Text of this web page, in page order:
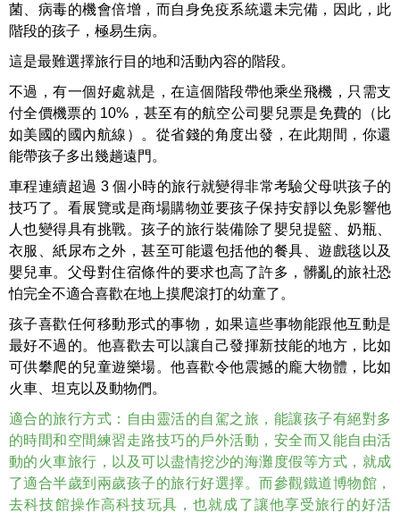
菌、病毒的機會倍增，而自身免疫系統還未完備，因此，此
階段的孩子，極易生病。
這是最難選擇旅行目的地和活動內容的階段。
不過，有一個好處就是，在這個階段帶他乘坐飛機，只需支
付全價機票的 10%，甚至有的航空公司嬰兒票是免費的（比
如美國的國內航線）。從省錢的角度出發，在此期間，你還
能帶孩子多出幾趟遠門。
車程連續超過 3 個小時的旅行就變得非常考驗父母哄孩子的
技巧了。看展覽或是商場購物並要孩子保持安靜以免影響他
人也變得具有挑戰。孩子的旅行裝備除了嬰兒提籃、奶瓶、
衣服、紙尿布之外，甚至可能還包括他的餐具、遊戲毯以及
嬰兒車。父母對住宿條件的要求也高了許多，髒亂的旅社恐
怕完全不適合喜歡在地上摸爬滾打的幼童了。
孩子喜歡任何移動形式的事物，如果這些事物能跟他互動是
最好不過的。他喜歡去可以讓自己發揮新技能的地方，比如
可供攀爬的兒童遊樂場。他喜歡令他震撼的龐大物體，比如
火車、坦克以及動物們。
適合的旅行方式：自由靈活的自駕之旅，能讓孩子有絕對多
的時間和空間練習走路技巧的戶外活動，安全而又能自由活
動的火車旅行，以及可以盡情挖沙的海灘度假等方式，就成
了適合半歲到兩歲孩子的旅行好選擇。而參觀鐵道博物館，
去科技館操作高科技玩具，也就成了讓他享受旅行的好活